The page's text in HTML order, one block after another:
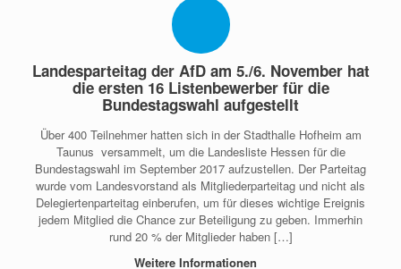
Landesparteitag der AfD am 5./6. November hat
die ersten 16 Listenbewerber für die
Bundestagswahl aufgestellt
Über 400 Teilnehmer hatten sich in der Stadthalle Hofheim am
Taunus versammelt, um die Landesliste Hessen für die
Bundestagswahl im September 2017 aufzustellen. Der Parteitag
wurde vom Landesvorstand als Mitgliederparteitag und nicht als
Delegiertenparteitag einberufen, um für dieses wichtige Ereignis
jedem Mitglied die Chance zur Beteiligung zu geben. Immerhin
rund 20 % der Mitglieder haben […]
Weitere Informationen